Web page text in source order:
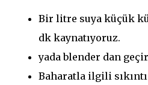
Bir litre suya küçük
dk kaynatıyoruz.
yada blender dan
Baharatla ilgili